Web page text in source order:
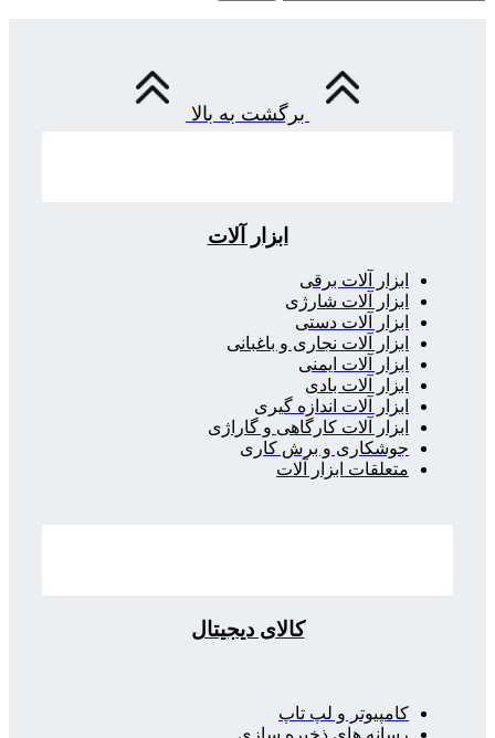
برگشت به بالا
ابزار آلات
ابزار آلات برقی
ابزار آلات شارژی
ابزار آلات دستی
ابزار آلات نجاری و باغبانی
ابزار آلات ایمنی
ابزار آلات بادی
ابزار آلات اندازه گیری
ابزار آلات کارگاهی و گاراژی
جوشکاری و برش کاری
متعلقات ابزار آلات
کالای دیجیتال
کامپیوتر و لپ تاپ
رسانه های ذخیره سازی